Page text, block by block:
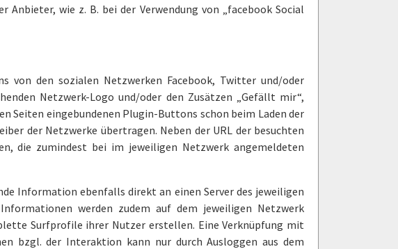
wie z. B. bei der Verwendung von „facebook Social
von den sozialen Netzwerken Facebook, Twitter und/oder
Netzwerk-Logo und/oder den Zusätzen „Gefällt mir“,
Seiten eingebundenen Plugin-Buttons schon beim Laden der
der Netzwerke übertragen. Neben der URL der besuchten
die zumindest bei im jeweiligen Netzwerk angemeldeten
Information ebenfalls direkt an einen Server des jeweiligen
werden zudem auf dem jeweiligen Netzwerk
Surfprofile ihrer Nutzer erstellen. Eine Verknüpfung mit
bzgl. der Interaktion kann nur durch Ausloggen aus dem